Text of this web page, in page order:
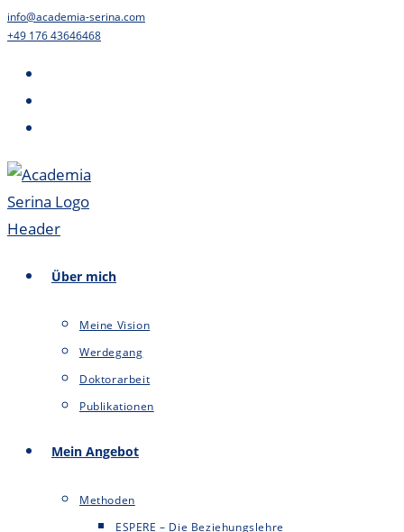
Zum
Inhalt
springen
info@academia-serina.com
+49 176 43646468
Über mich
Meine Vision
Werdegang
Doktorarbeit
Publikationen
Mein Angebot
Methoden
ESPERE – Die Beziehungslehre